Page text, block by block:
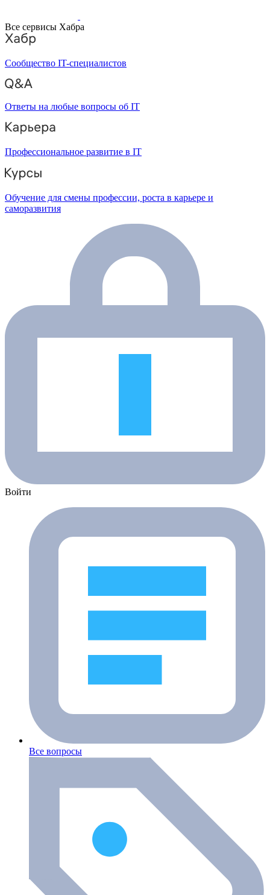
Все сервисы Хабра
Сообщество IT-специалистов
Ответы на любые вопросы об IT
Профессиональное развитие в IT
Обучение для смены профессии, роста в карьере и
саморазвития
Войти
Все вопросы